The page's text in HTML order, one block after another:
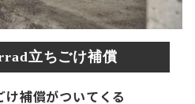
立ちごけ補償
補償がついてくる